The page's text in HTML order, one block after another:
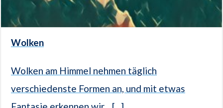
Wolken
Wolken am Himmel nehmen täglich
verschiedenste Formen an, und mit etwas